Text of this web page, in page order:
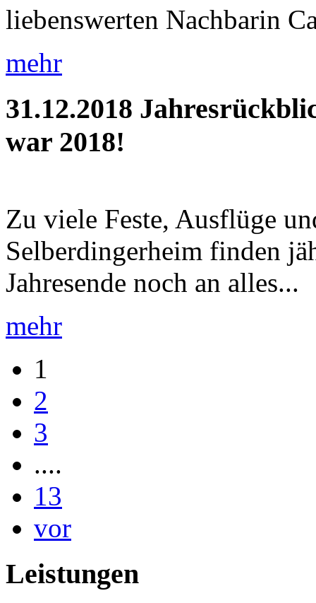
liebenswerten Nachbarin
mehr
31.12.2018
war 2018!
Zu viele Feste, Ausflüge
Selberdingerheim finden
Jahresende noch an alles...
mehr
1
2
3
....
13
vor
Leistungen